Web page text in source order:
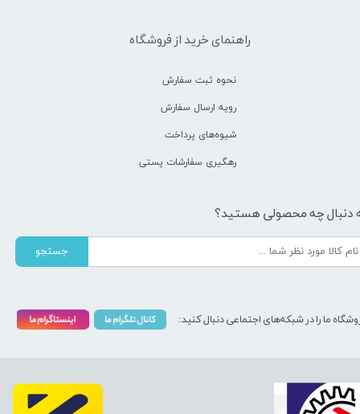
راهنمای خرید از فروشگاه
نحوه ثبت سفارش
رویه ارسال سفارش
شیوه‌های پرداخت
رهگیری سفارشات پستی
دنبال چه محصولی هستید؟
جستجو
ما را در شبکه‌های اجتماعی دنبال کنید: